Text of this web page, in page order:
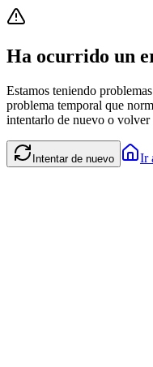
Ha ocurrido un
Estamos teniendo
problema temporal que
intentarlo de nuevo o
Intentar de nuevo Ir